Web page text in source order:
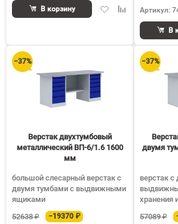
ДобавитьДобавить
сравнению
В корзину
Артикул:
В
−37%
Верстак двухтумбовый
металлический ВП-6/1.6 1600
мм
большой слесарный верстак с
двумя тумбами с выдвижными
ящиками
52638 ₽
−19370 ₽
−37%
двумя
верстак
хранения
57089 ₽